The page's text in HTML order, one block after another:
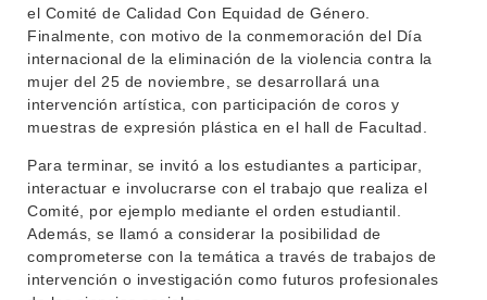
el Comité de Calidad Con Equidad de Género.
Finalmente, con motivo de la conmemoración del Día
internacional de la eliminación de la violencia contra la
mujer del 25 de noviembre, se desarrollará una
intervención artística, con participación de coros y
muestras de expresión plástica en el hall de Facultad.
Para terminar, se invitó a los estudiantes a participar,
interactuar e involucrarse con el trabajo que realiza el
Comité, por ejemplo mediante el orden estudiantil.
Además, se llamó a considerar la posibilidad de
comprometerse con la temática a través de trabajos de
intervención o investigación como futuros profesionales